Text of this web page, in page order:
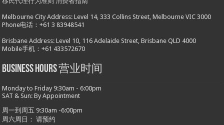
Melbourne City Address: Level 14, 333 Collins Street, Melbourne VIC 3000
Phone电话：+61 3 83948541
Brisbane Address: Level 10, 116 Adelaide Street, Brisbane QLD 4000
Mobile手机：+61 433572670
Business hours 营业时间
Monday to Friday 9:30am - 6:00pm
SAT & Sun: By Appointment
周一到周五 9:30am -6:00pm
周六周日： 请预约